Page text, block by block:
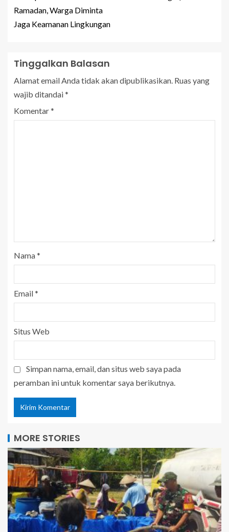
Ramadan, Warga Diminta
Jaga Keamanan Lingkungan
Tinggalkan Balasan
Alamat email Anda tidak akan dipublikasikan. Ruas yang
wajib ditandai*
Komentar*
Nama*
Email*
Situs Web
Simpan nama, email, dan situs web saya pada
peramban ini untuk komentar saya berikutnya.
MORE STORIES